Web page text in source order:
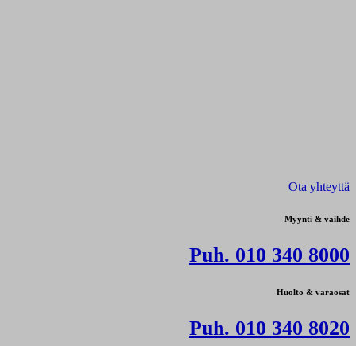
Ota yhteyttä
Myynti & vaihde
Puh. 010 340 8000
Huolto & varaosat
Puh. 010 340 8020